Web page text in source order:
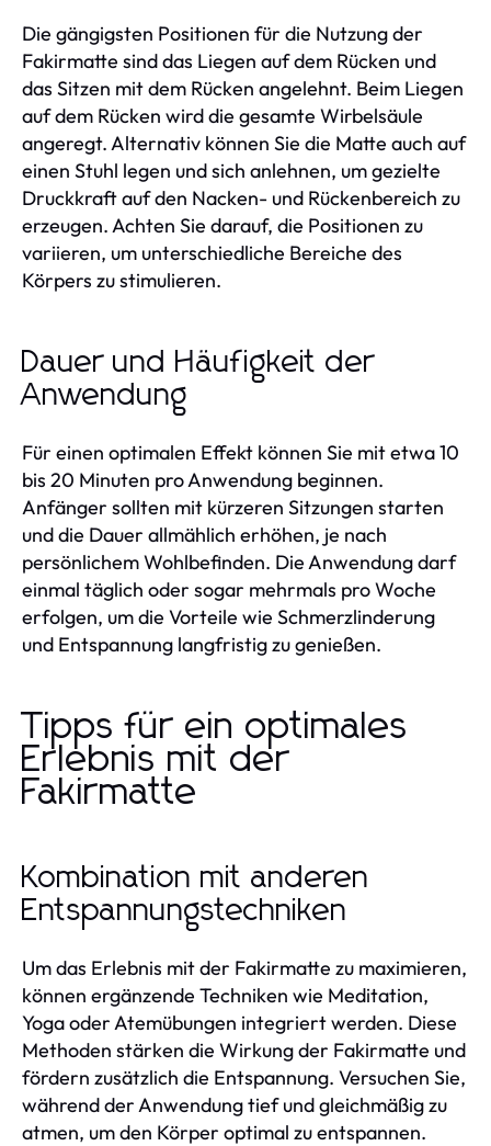
Die gängigsten Positionen für die Nutzung der
Fakirmatte sind das Liegen auf dem Rücken und
das Sitzen mit dem Rücken angelehnt. Beim Liegen
auf dem Rücken wird die gesamte Wirbelsäule
angeregt. Alternativ können Sie die Matte auch auf
einen Stuhl legen und sich anlehnen, um gezielte
Druckkraft auf den Nacken- und Rückenbereich zu
erzeugen. Achten Sie darauf, die Positionen zu
variieren, um unterschiedliche Bereiche des
Körpers zu stimulieren.
Dauer und Häufigkeit der
Anwendung
Für einen optimalen Effekt können Sie mit etwa 10
bis 20 Minuten pro Anwendung beginnen.
Anfänger sollten mit kürzeren Sitzungen starten
und die Dauer allmählich erhöhen, je nach
persönlichem Wohlbefinden. Die Anwendung darf
einmal täglich oder sogar mehrmals pro Woche
erfolgen, um die Vorteile wie Schmerzlinderung
und Entspannung langfristig zu genießen.
Tipps für ein optimales
Erlebnis mit der
Fakirmatte
Kombination mit anderen
Entspannungstechniken
Um das Erlebnis mit der Fakirmatte zu maximieren,
können ergänzende Techniken wie Meditation,
Yoga oder Atemübungen integriert werden. Diese
Methoden stärken die Wirkung der Fakirmatte und
fördern zusätzlich die Entspannung. Versuchen Sie,
während der Anwendung tief und gleichmäßig zu
atmen, um den Körper optimal zu entspannen.